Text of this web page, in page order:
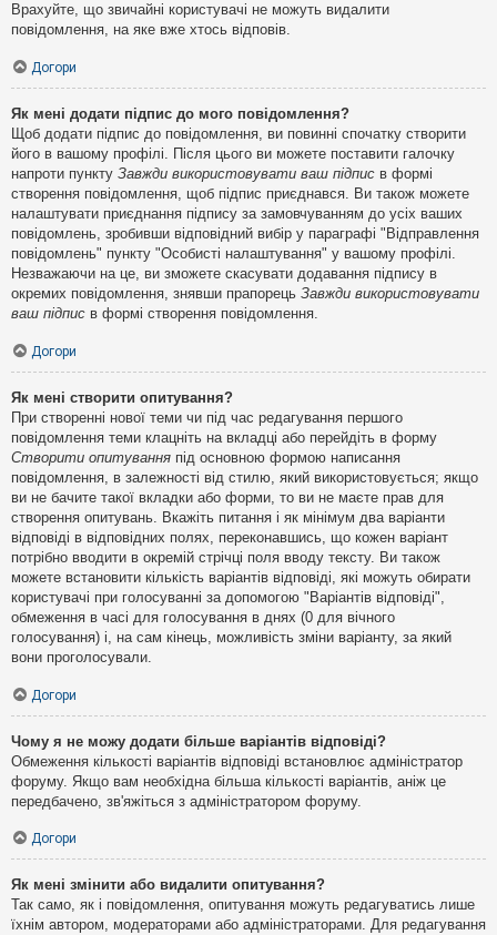
Врахуйте, що звичайні користувачі не можуть видалити
повідомлення, на яке вже хтось відповів.
Догори
Як мені додати підпис до мого повідомлення?
Щоб додати підпис до повідомлення, ви повинні спочатку створити
його в вашому профілі. Після цього ви можете поставити галочку
напроти пункту Завжди використовувати ваш підпис в формі
створення повідомлення, щоб підпис приєднався. Ви також можете
налаштувати приєднання підпису за замовчуванням до усіх ваших
повідомлень, зробивши відповідний вибір у параграфі "Відправлення
повідомлень" пункту "Особисті налаштування" у вашому профілі.
Незважаючи на це, ви зможете скасувати додавання підпису в
окремих повідомлення, знявши прапорець Завжди використовувати
ваш підпис в формі створення повідомлення.
Догори
Як мені створити опитування?
При створенні нової теми чи під час редагування першого
повідомлення теми клацніть на вкладці або перейдіть в форму
Створити опитування під основною формою написання
повідомлення, в залежності від стилю, який використовується; якщо
ви не бачите такої вкладки або форми, то ви не маєте прав для
створення опитувань. Вкажіть питання і як мінімум два варіанти
відповіді в відповідних полях, переконавшись, що кожен варіант
потрібно вводити в окремій стрічці поля вводу тексту. Ви також
можете встановити кількість варіантів відповіді, які можуть обирати
користувачі при голосуванні за допомогою "Варіантів відповіді",
обмеження в часі для голосування в днях (0 для вічного
голосування) і, на сам кінець, можливість зміни варіанту, за який
вони проголосували.
Догори
Чому я не можу додати більше варіантів відповіді?
Обмеження кількості варіантів відповіді встановлює адміністратор
форуму. Якщо вам необхідна більша кількості варіантів, аніж це
передбачено, зв'яжіться з адміністратором форуму.
Догори
Як мені змінити або видалити опитування?
Так само, як і повідомлення, опитування можуть редагуватись лише
їхнім автором, модераторами або адміністраторами. Для редагування